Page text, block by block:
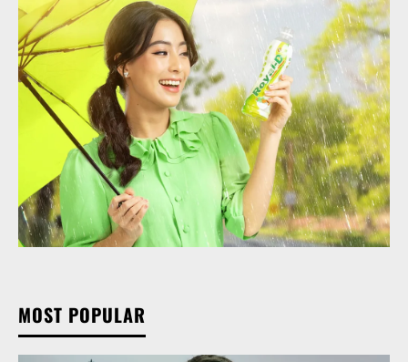
MOST POPULAR